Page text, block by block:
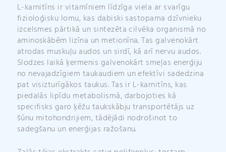
L-karnitīns ir vitamīniem līdzīga viela ar svarīgu
fizioloģisku lomu, kas dabiski sastopama dzīvnieku
izcelsmes pārtikā un sintezēta cilvēka organismā no
aminoskābēm lizīna un metionīna. Tas galvenokārt
atrodas muskuļu audos un sirdī, kā arī nervu audos.
Slodzes laikā ķermenis galvenokārt smeļas enerģiju
no nevajadzīgiem taukaudiem un efektīvi sadedzina
pat visizturīgākos taukus. Tas ir L-karnitīns, kas
piedalās lipīdu metabolismā, darbojoties kā
specifisks garo ķēžu taukskābju transportētājs uz
šūnu mitohondrijiem, tādējādi nodrošinot to
sadegšanu un enerģijas ražošanu.